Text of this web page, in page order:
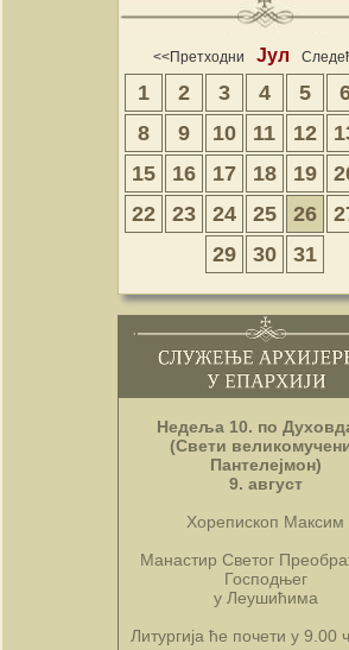
<<Претходни Јул
1 2 3 4 5
8
9 10 11 12
15
16 17 18 19
22
23 24 25 26
29
30 31
Недеља 10. по
(Свети
Пантелејмон)
9. август
Хорепископ Максим
Манастир Светог
Господњег
у Леушићима
Литургија ће почети у 9.00